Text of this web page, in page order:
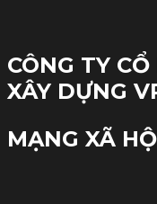
CÔNG TY
XÂY DỰNG
MẠNG XÃ